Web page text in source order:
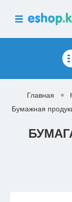
Главная
Бумажная